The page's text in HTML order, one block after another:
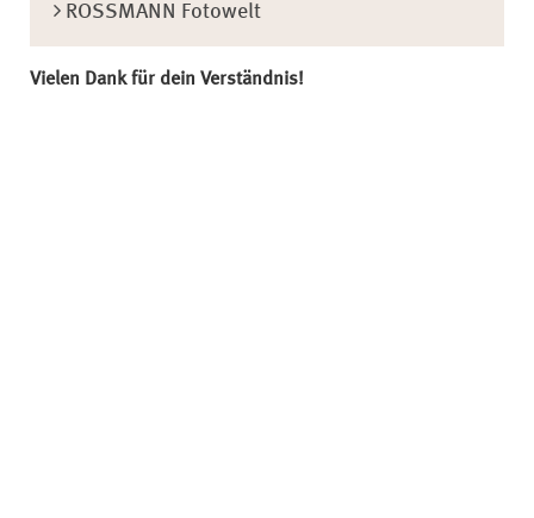
ROSSMANN Fotowelt
Vielen Dank für dein Verständnis!